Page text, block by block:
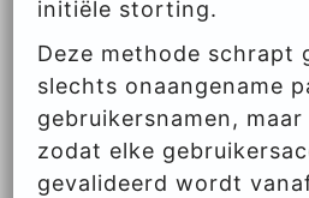
initiële storting.
Deze methode schrapt
slechts onaangename
gebruikersnamen,
zodat elke
gevalideerd wordt